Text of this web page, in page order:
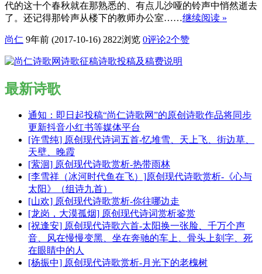
代的这十个春秋就在那熟悉的、有点儿沙哑的铃声中悄然逝去
了。还记得那铃声从楼下的教师办公室……继续阅读 »
尚仁 9年前 (2017-10-16) 2822浏览 0评论2个赞
最新诗歌
通知：即日起投稿“尚仁诗歌网”的原创诗歌作品将同步
更新抖音小红书等媒体平台
[许雪纯] 原创现代诗词五首-忆堆雪、天上飞、街边草、
天壁、晚霞
[萦洄] 原创现代诗歌赏析-热带雨林
[李雪祥（冰河时代鱼在飞）]原创现代诗歌赏析-《心与
太阳》（组诗九首）
[山欢] 原创现代诗歌赏析-你往哪边走
[龙岗，大漠孤烟] 原创现代诗词赏析鉴赏
[祝逢安] 原创现代诗歌六首-太阳换一张脸、千万个声
音、风在慢慢变黑、坐在奔驰的车上、骨头上刻字、死
在眼睛中的人
[杨振中] 原创现代诗歌赏析-月光下的老槐树